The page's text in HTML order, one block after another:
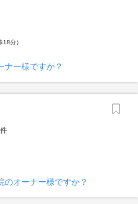
分）
ナー様ですか？
のオーナー様ですか？